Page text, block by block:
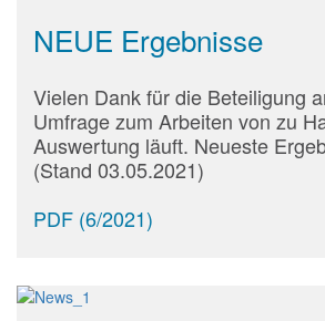
NEUE Ergebnisse
Vielen Dank für die Beteiligung
Umfrage zum Arbeiten von zu
Auswertung läuft. Neueste
(Stand 03.05.2021)
PDF (6/2021)